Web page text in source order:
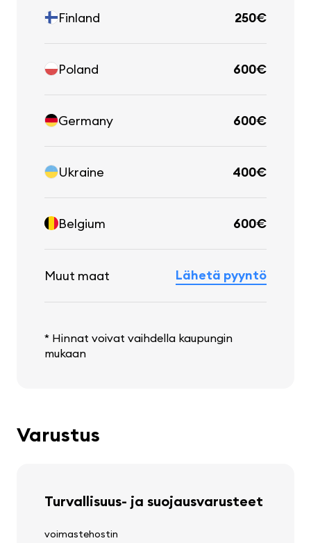
Finland 250€
Poland 600€
Germany 600€
Ukraine 400€
Belgium 600€
Muut maat Lähetä pyyntö
* Hinnat voivat vaihdella kaupungin
mukaan
Varustus
Turvallisuus- ja suojausvarusteet
voimastehostin